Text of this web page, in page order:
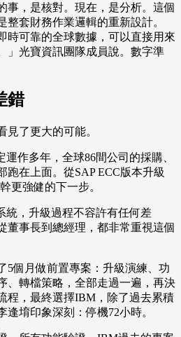
事，是核對。現在，是分析。這個
套財務作業邏輯的重新設計。
時可靠的全球數據，可以直接用來
」光寶資訊團隊成員說。數字準
錯
見了更大的可能。
作多年，全球86間公司的採購、
跑在上面。從SAP ECC版本升級
更強健的下一步。
統，升級過程不容許有任何差
董事長到總經理，都非常重視這個
5個月做前置專案：升級演練、功
、轉檔策略，全部走過一遍，再決
程，最終選擇IBM，除了過去累積
堉印象深刻：停機72小時。